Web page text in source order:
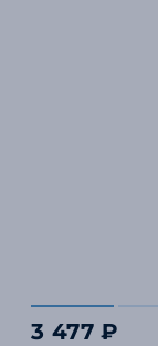
3 477 ₽